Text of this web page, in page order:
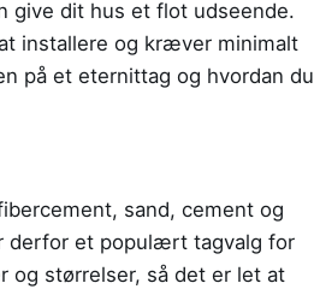
dit hus et flot udseende.
installere og kræver minimalt
på et eternittag og hvordan du
sand, cement og
derfor et populært tagvalg for
og størrelser, så det er let at